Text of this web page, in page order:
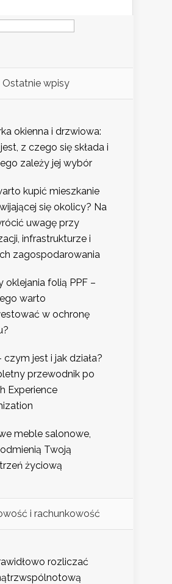
Ostatnie wpisy
okienna i drzwiowa:
z czego się składa i
zależy jej wybór
kupić mieszkanie
się okolicy? Na
uwagę przy
infrastrukturze i
zagospodarowania
oklejania folią PPF –
warto
w ochronę
czym jest i jak działa?
przewodnik po
Experience
meble salonowe,
Twoją
życiową
i rachunkowość
rozliczać